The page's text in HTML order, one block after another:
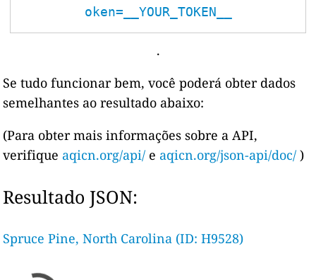
oken=__YOUR_TOKEN__
.
Se tudo funcionar bem, você poderá obter dados
semelhantes ao resultado abaixo:
(Para obter mais informações sobre a API,
verifique aqicn.org/api/ e aqicn.org/json-api/doc/ )
Resultado JSON:
Spruce Pine, North Carolina (ID: H9528)